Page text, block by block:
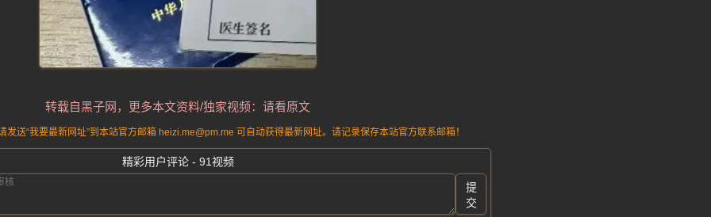
转载自黑子网，更多本文资料/独家视频：请看原文
发送“我要最新网址”到本站官方邮箱 heizi.me@pm.me 可自动获得最新网址。请记录保存本站官方联系邮箱！
精彩用户评论 - 91视频
提
交